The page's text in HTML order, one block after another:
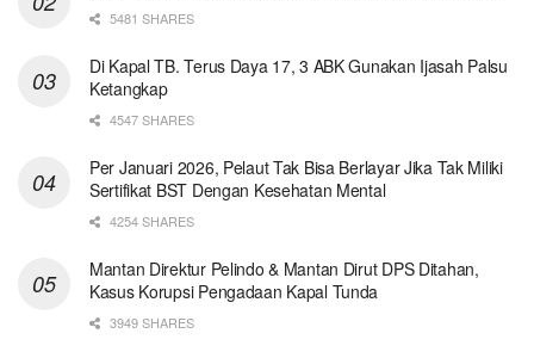
5481 SHARES
Di Kapal TB. Terus Daya 17, 3 ABK Gunakan Ijasah Palsu
Ketangkap
4547 SHARES
Per Januari 2026, Pelaut Tak Bisa Berlayar Jika Tak Miliki
Sertifikat BST Dengan Kesehatan Mental
4254 SHARES
Mantan Direktur Pelindo & Mantan Dirut DPS Ditahan,
Kasus Korupsi Pengadaan Kapal Tunda
3949 SHARES